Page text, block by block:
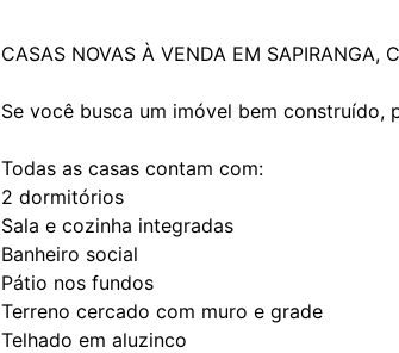
CASAS NOVAS À VENDA EM SAPIRANGA,
Se você busca um imóvel bem construído,
Todas as casas contam com:
2 dormitórios
Sala e cozinha integradas
Banheiro social
Pátio nos fundos
Terreno cercado com muro e grade
Telhado em aluzinco